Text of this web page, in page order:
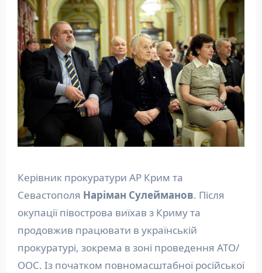
Керівник прокуратури АР Крим та
Севастополя Наріман Сулейманов. Після
окупації півострова виїхав з Криму та
продовжив працювати в українській
прокуратурі, зокрема в зоні проведення АТО/
ООС. Із початком повномасштабної російської